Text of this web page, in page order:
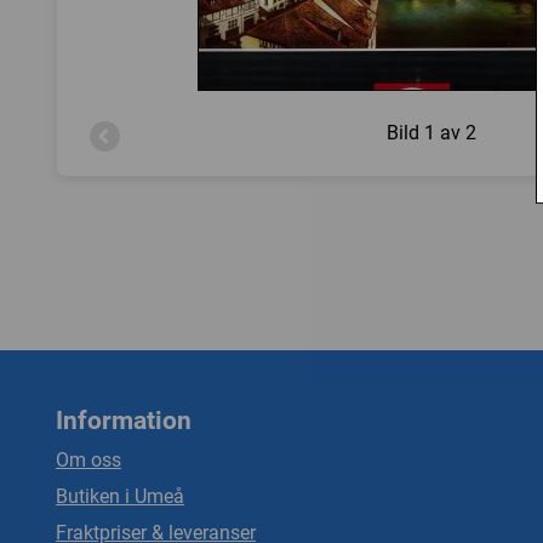
Bild 1 av 2
Information
Om oss
Butiken i Umeå
Fraktpriser & leveranser